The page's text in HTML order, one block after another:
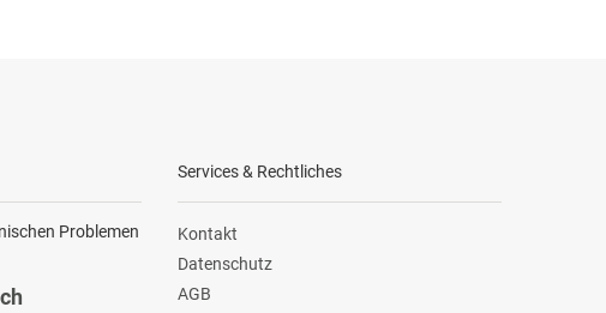
Problemen
Services & Rechtliches
Kontakt
Datenschutz
AGB